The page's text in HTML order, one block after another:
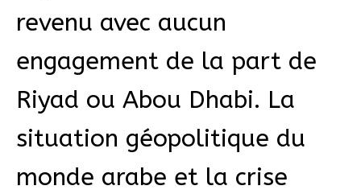
revenu avec aucun
engagement de la part de
Riyad ou Abou Dhabi. La
situation géopolitique du
monde arabe et la crise